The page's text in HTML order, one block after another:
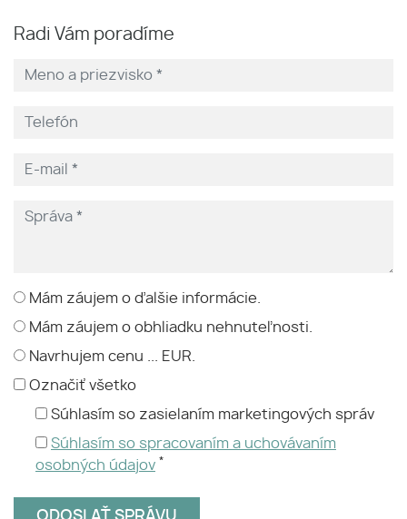
Radi Vám poradíme
Mám záujem o ďalšie informácie.
Mám záujem o obhliadku nehnuteľnosti.
Navrhujem cenu ... EUR.
Označiť všetko
Súhlasím so zasielaním marketingových správ
Súhlasím so spracovaním a uchovávaním
osobných údajov *